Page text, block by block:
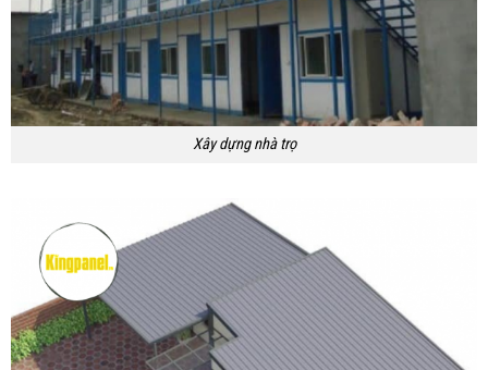
Xây dựng nhà trọ